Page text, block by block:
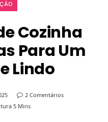
Cozinha
Para Um
Lindo
2 Comentários
5 Mins